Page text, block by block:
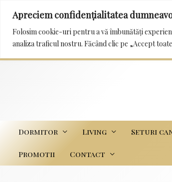
Apreciem confidențialitatea
Folosim cookie-uri pentru a vă îmbunătăți
analiza traficul nostru. Făcând clic pe „Accept
0232 222 233 / 0745 989 114
Dormitor Living Seturi
Promotii Contact